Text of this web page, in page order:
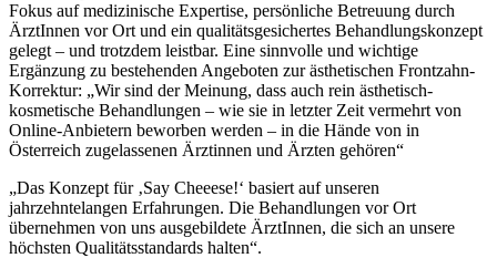
Fokus auf medizinische Expertise, persönliche Betreuung durch
ÄrztInnen vor Ort und ein qualitätsgesichertes Behandlungskonzept
gelegt – und trotzdem leistbar. Eine sinnvolle und wichtige
Ergänzung zu bestehenden Angeboten zur ästhetischen Frontzahn-
Korrektur: „Wir sind der Meinung, dass auch rein ästhetisch-
kosmetische Behandlungen – wie sie in letzter Zeit vermehrt von
Online-Anbietern beworben werden – in die Hände von in
Österreich zugelassenen Ärztinnen und Ärzten gehören“
„Das Konzept für ‚Say Cheeese!‘ basiert auf unseren
jahrzehntelangen Erfahrungen. Die Behandlungen vor Ort
übernehmen von uns ausgebildete ÄrztInnen, die sich an unsere
höchsten Qualitätsstandards halten“.